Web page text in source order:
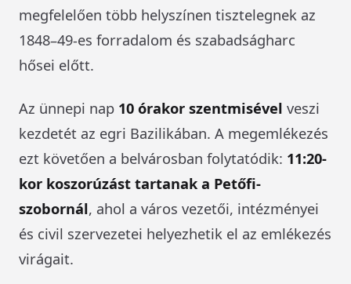
megfelelően több helyszínen tisztelegnek az
1848–49-es forradalom és szabadságharc
hősei előtt.
Az ünnepi nap 10 órakor szentmisével veszi
kezdetét az egri Bazilikában. A megemlékezés
ezt követően a belvárosban folytatódik: 11:20-
kor koszorúzást tartanak a Petőfi-
szobornál, ahol a város vezetői, intézményei
és civil szervezetei helyezhetik el az emlékezés
virágait.